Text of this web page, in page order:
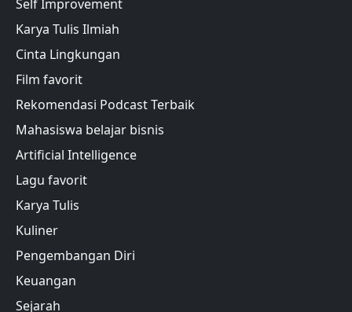
Self Improvement
Karya Tulis Ilmiah
Cinta Lingkungan
Film favorit
Rekomendasi Podcast Terbaik
Mahasiswa belajar bisnis
Artificial Intelligence
Lagu favorit
Karya Tulis
Kuliner
Pengembangan Diri
Keuangan
Sejarah